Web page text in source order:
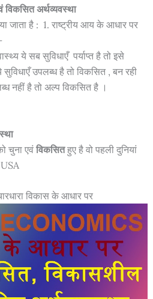
अर्थव्यवस्था
जाता है : 1. राष्ट्रीय आय के आधार पर
ये सब सुविधाएँ पर्याप्त है तो इसे
उपलब्ध है तो विकसित , बन रही
नहीं है तो अल्प विकसित है ।
चुना एवंविकसितहुए है वो पहली दुनियां
विकास के आधार पर